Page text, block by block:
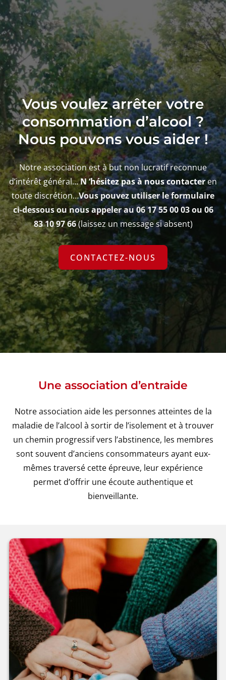
Vous voulez arrêter votre
consommation d’alcool ?
Nous pouvons vous aider !
Notre association est à but non lucratif reconnue
d’intérêt général…N ‘hésitez pas à nous contacteren
toute discrétion…Vous pouvez utiliser le formulaire
ci-dessous ou nous appeler au 06 17 55 00 03 ou 06
83 10 97 66(laissez un message si absent)
CONTACTEZ-NOUS
Une association d’entraide
Notre association aide les personnes atteintes de la
maladie de l’alcool à sortir de l’isolement et à trouver
un chemin progressif vers l’abstinence, les membres
sont souvent d’anciens consommateurs ayant eux-
mêmes traversé cette épreuve, leur expérience
permet d’offrir une écoute authentique et
bienveillante.